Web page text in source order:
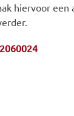
hiervoor een